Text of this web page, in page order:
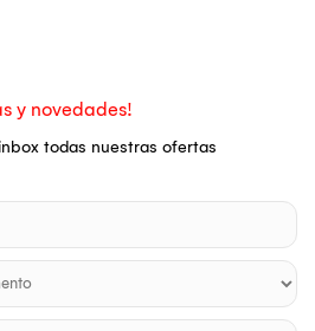
y novedades!
todas nuestras ofertas